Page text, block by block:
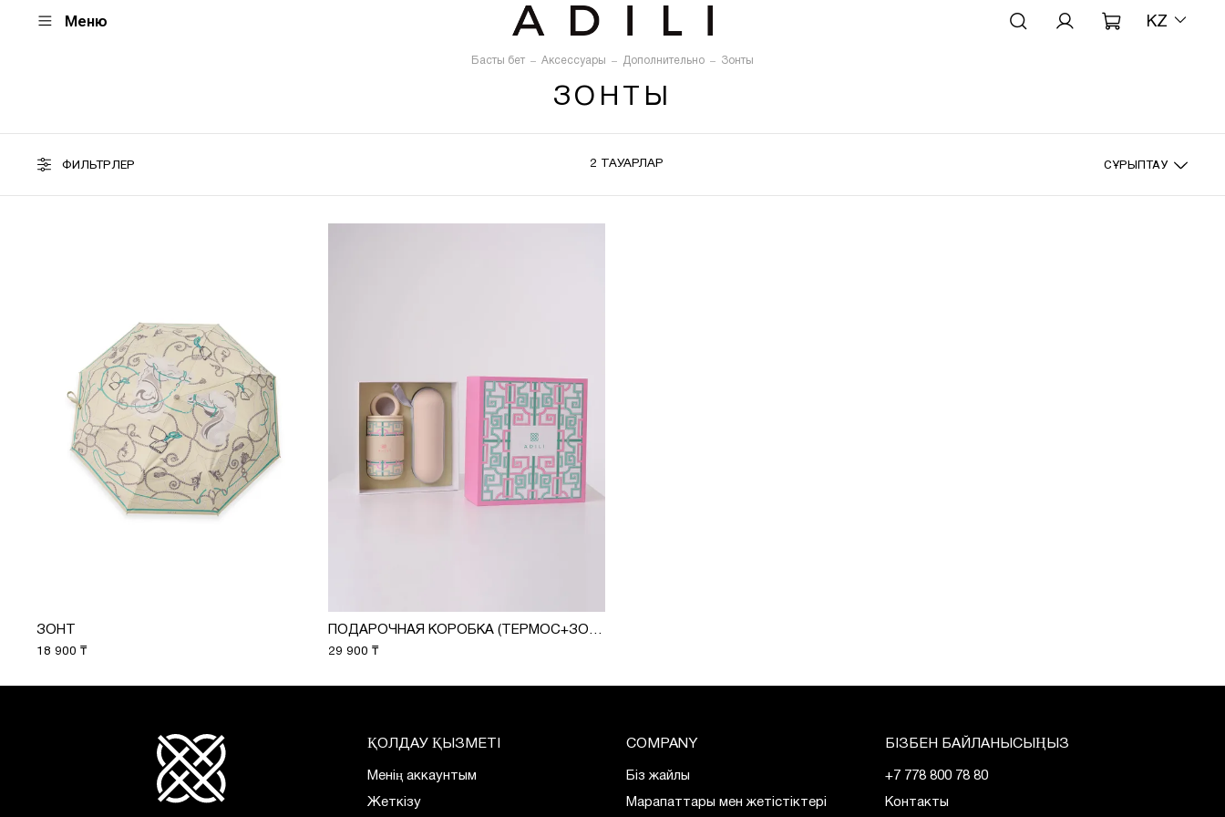
Меню KZ
Басты бет Аксессуары Дополнительно Зонты
ЗОНТЫ
ФИЛЬТРЛЕР 2 ТАУАРЛАР СҰРЫПТАУ
ЗОНТ
18 900 ₸
ПОДАРОЧНАЯ КОРОБКА (ТЕРМОС+ЗОНТ)
29 900 ₸
ҚОЛДАУ ҚЫЗМЕТІ
Менің аккаунтым
Жеткізу
COMPANY
Біз жайлы
Марапаттары мен жетістіктері
БІЗБЕН БАЙЛАНЫСЫҢЫЗ
+7 778 800 78 80
Контакты